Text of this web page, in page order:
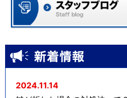
2024.11.14